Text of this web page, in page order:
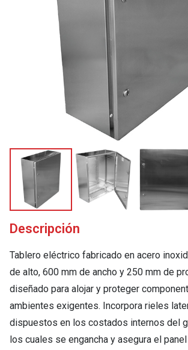
Descripción
Tablero eléctrico fabricado en acero
de alto, 600 mm de ancho y 250 mm de
diseñado para alojar y proteger
ambientes exigentes. Incorpora rieles
dispuestos en los costados internos del
los cuales se engancha y asegura el